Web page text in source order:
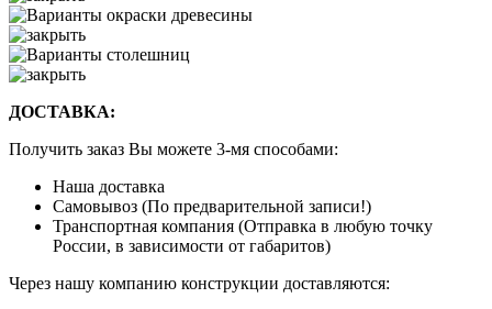
ДОСТАВКА:
Получить заказ Вы можете 3-мя способами:
Наша доставка
Самовывоз (По предварительной записи!)
Транспортная компания (Отправка в любую точку
России, в зависимости от габаритов)
Через нашу компанию конструкции доставляются: